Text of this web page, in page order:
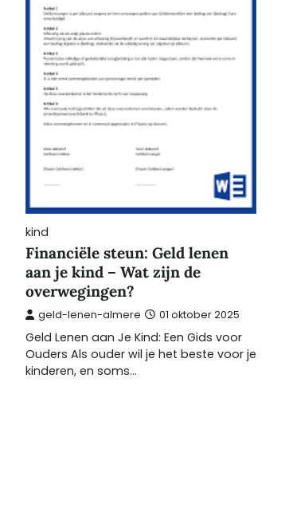
kind
Financiële steun: Geld lenen
aan je kind – Wat zijn de
overwegingen?
geld-lenen-almere 01 oktober 2025
Geld Lenen aan Je Kind: Een Gids voor
Ouders Als ouder wil je het beste voor je
kinderen, en soms…